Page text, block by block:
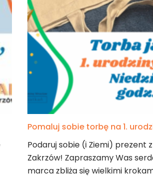
Pomaluj sobie torbę na 1.
Podaruj sobie (i Ziemi) prezent
Zakrzów! Zapraszamy Was
marca zbliża się wielkimi